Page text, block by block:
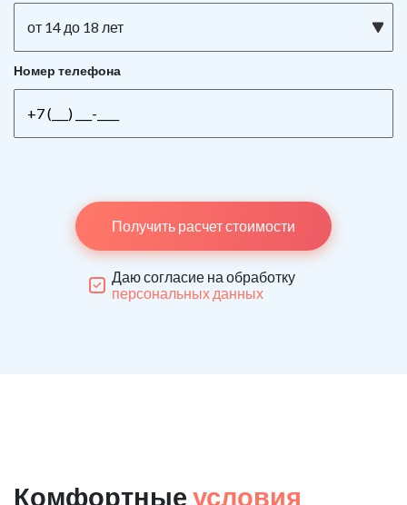
от 14 до 18 лет
Номер телефона
Получить расчет стоимости
Даю согласие на обработку
персональных данных
Комфортные условия